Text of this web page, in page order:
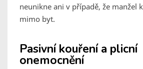
neunikne ani v případě, že manžel
mimo byt.
Pasivní kouření a plicní
onemocnění